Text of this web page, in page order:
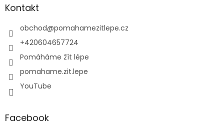
aKontakt
obchod@pomahamezitlepe.cz
+420604657724
Pomáháme žít lépe
pomahame.zit.lepe
YouTube
Facebook